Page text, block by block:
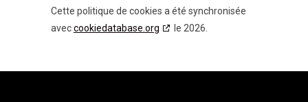
Cette politique de cookies a été synchronisée
aveccookiedatabase.org le 2026.